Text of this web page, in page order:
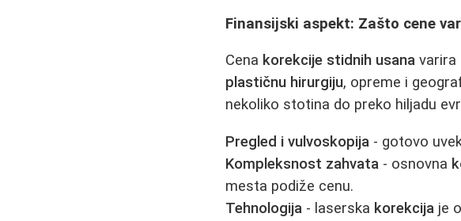
Finansijski aspekt: Zašto cene
Cena korekcije stidnih usana varira
plastičnu hirurgiju, opreme i
nekoliko stotina do preko hiljadu
Pregled i vulvoskopija - gotovo
Kompleksnost zahvata - osnovna
mesta podiže cenu.
Tehnologija - laserska korekcija je